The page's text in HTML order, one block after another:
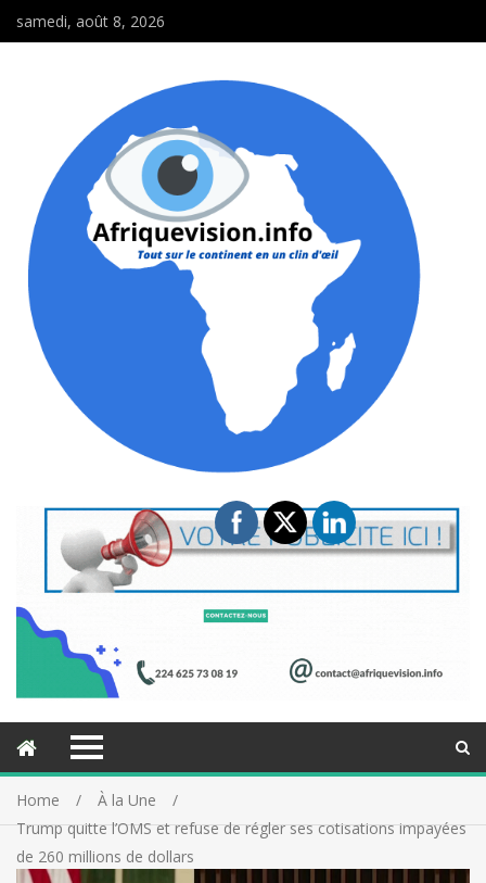
samedi, août 8, 2026
Home
À la Une
Trump quitte l’OMS et refuse de régler ses cotisations impayées
de 260 millions de dollars